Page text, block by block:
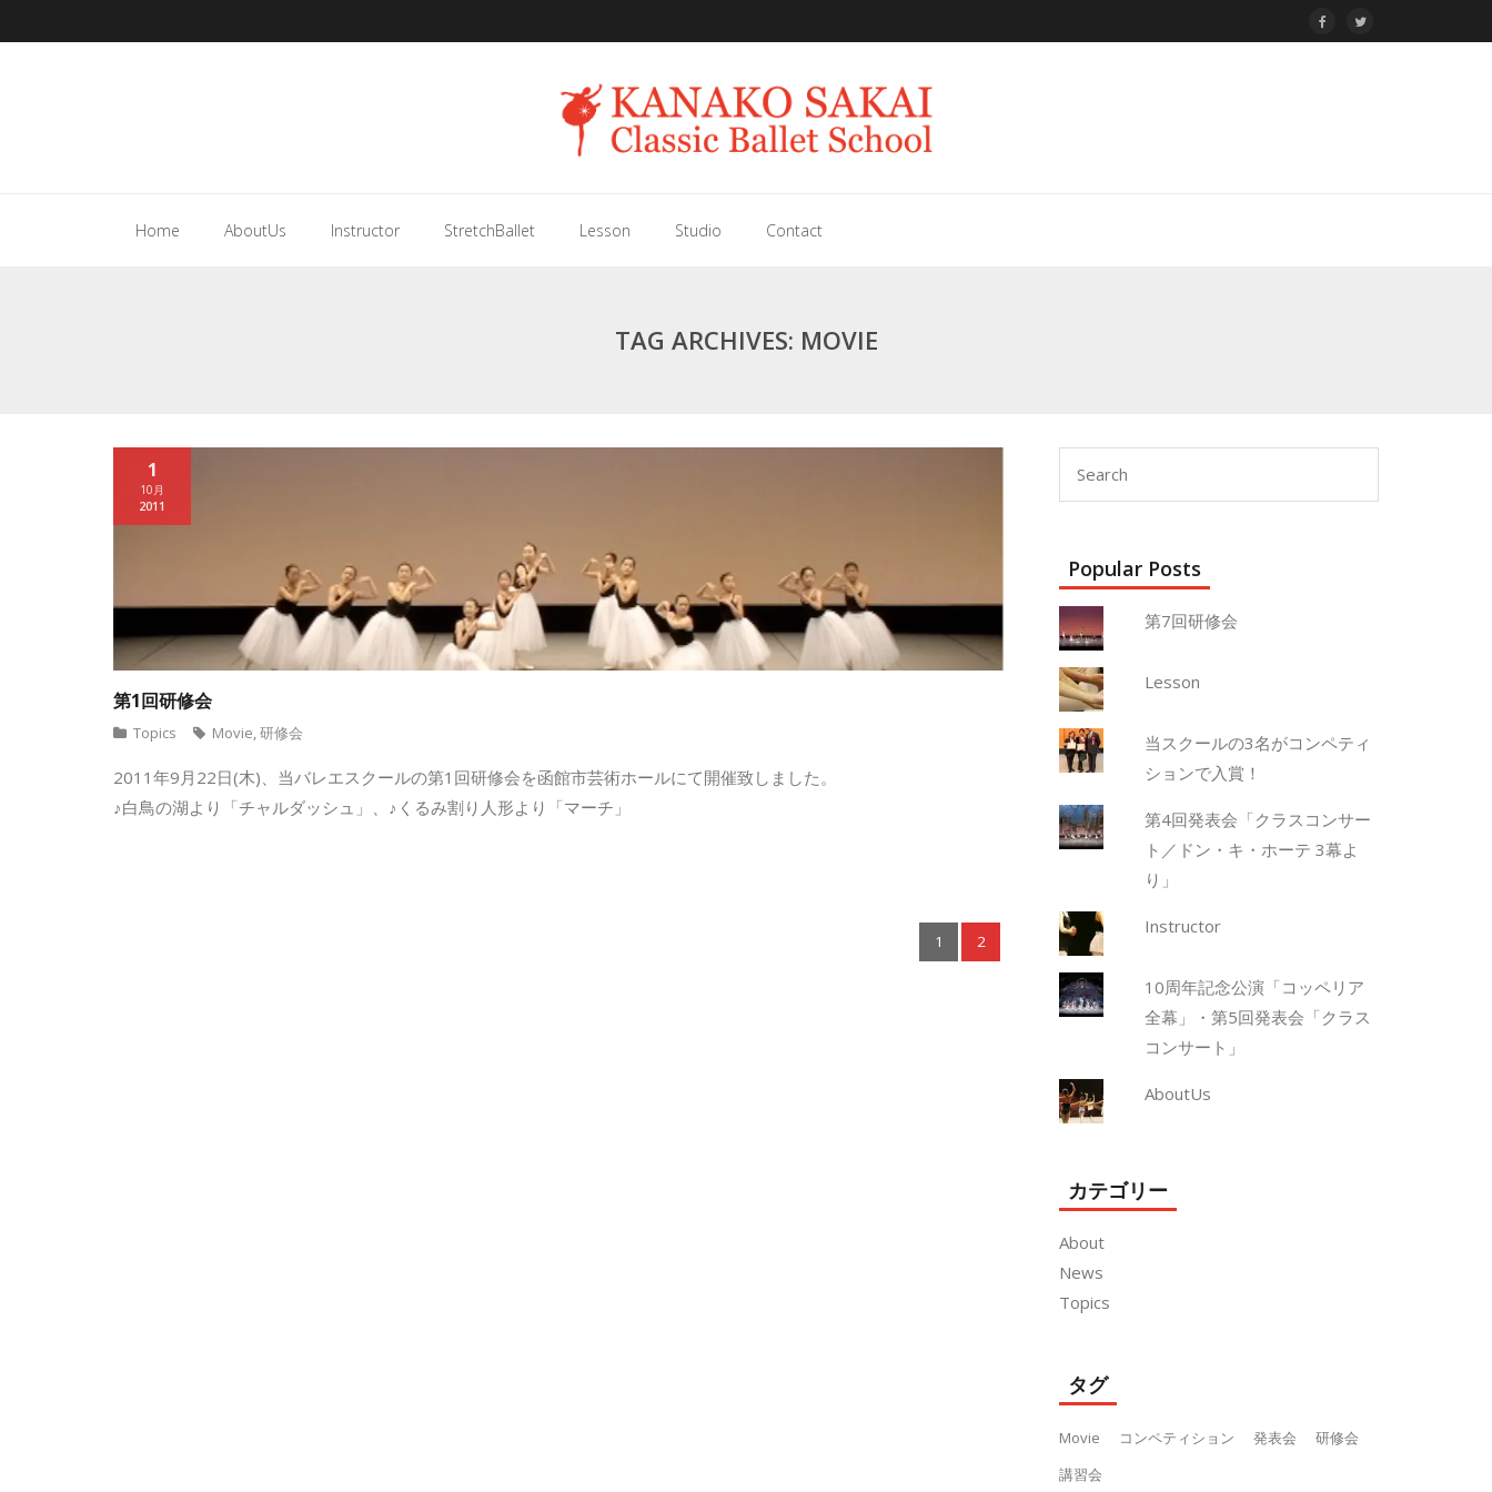
Home AboutUs Instructor StretchBallet Lesson Studio Contact
TAG ARCHIVES: MOVIE
第1回研修会
1
10月
2011
Topics Movie 研修会
2011年9月22日(木)、当バレエスクールの第1回研修会を函館市芸術ホールにて開催致しました。
♪白鳥の湖より「チャルダッシュ」、♪くるみ割り人形より「マーチ」
1 2
Popular Posts
第7回研修会
Lesson
当スクールの3名がコンペティ
ションで入賞！
第4回発表会「クラスコンサー
ト／ドン・キ・ホーテ 3幕よ
り」
Instructor
10周年記念公演「コッペリア
全幕」・第5回発表会「クラス
コンサート」
AboutUs
カテゴリー
About
News
Topics
タグ
Movie コンペティション 発表会
研修会
講習会